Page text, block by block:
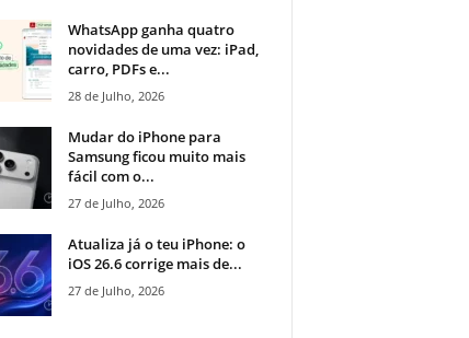
WhatsApp ganha quatro
novidades de uma vez: iPad,
carro, PDFs e...
28 de Julho, 2026
Mudar do iPhone para
Samsung ficou muito mais
fácil com o...
27 de Julho, 2026
Atualiza já o teu iPhone: o
iOS 26.6 corrige mais de...
27 de Julho, 2026